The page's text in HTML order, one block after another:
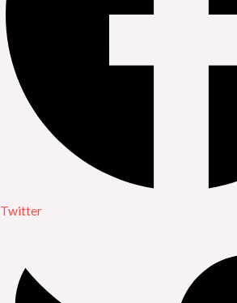
Twitter